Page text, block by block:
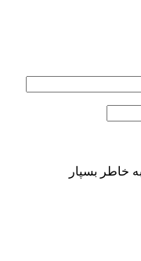
خاطر بسپار